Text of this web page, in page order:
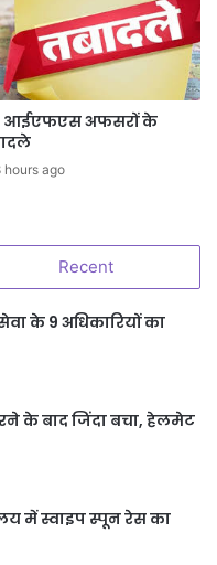
आईएफएस अफसरों के
hours ago
Recent
के 9 अधिकारियों का
के बाद जिंदा बचा, हेलमेट
में स्वाइप स्पून रेस का